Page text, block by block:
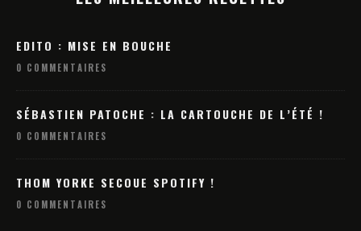
EDITO : MISE EN BOUCHE
0 COMMENTAIRES
SÉBASTIEN PATOCHE : LA CARTOUCHE DE L’ÉTÉ !
0 COMMENTAIRES
THOM YORKE SECOUE SPOTIFY !
0 COMMENTAIRES